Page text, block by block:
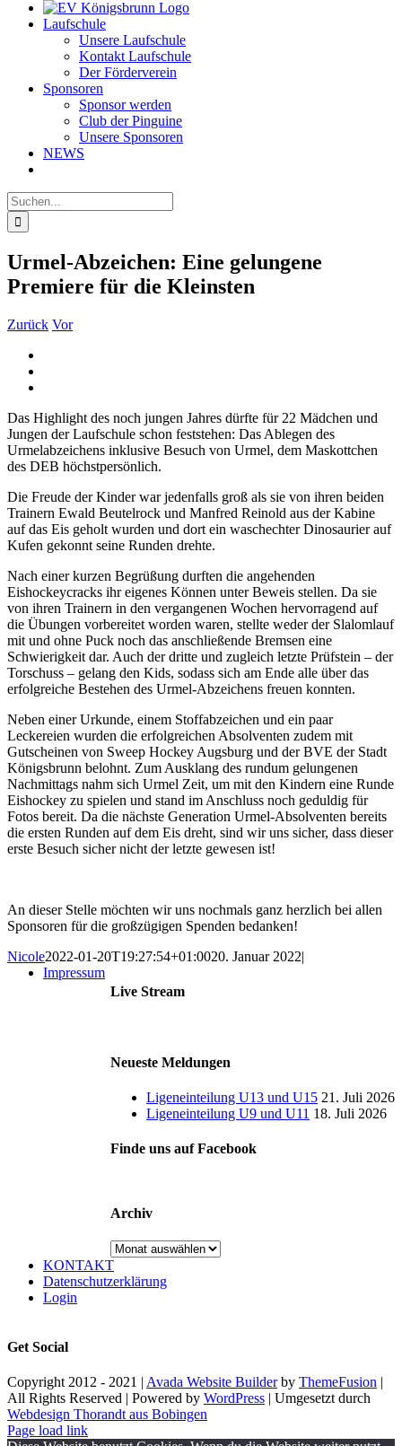
Laufschule
Unsere Laufschule
Kontakt Laufschule
Der Förderverein
Sponsoren
Sponsor werden
Club der Pinguine
Unsere Sponsoren
NEWS
Suche
nach:
Urmel-Abzeichen: Eine gelungene
Premiere für die Kleinsten
Zurück Vor
Das Highlight des noch jungen Jahres dürfte für 22 Mädchen und
Jungen der Laufschule schon feststehen: Das Ablegen des
Urmelabzeichens inklusive Besuch von Urmel, dem Maskottchen
des DEB höchstpersönlich.
Die Freude der Kinder war jedenfalls groß als sie von ihren beiden
Trainern Ewald Beutelrock und Manfred Reinold aus der Kabine
auf das Eis geholt wurden und dort ein waschechter Dinosaurier auf
Kufen gekonnt seine Runden drehte.
Nach einer kurzen Begrüßung durften die angehenden
Eishockeycracks ihr eigenes Können unter Beweis stellen. Da sie
von ihren Trainern in den vergangenen Wochen hervorragend auf
die Übungen vorbereitet worden waren, stellte weder der Slalomlauf
mit und ohne Puck noch das anschließende Bremsen eine
Schwierigkeit dar. Auch der dritte und zugleich letzte Prüfstein – der
Torschuss – gelang den Kids, sodass sich am Ende alle über das
erfolgreiche Bestehen des Urmel-Abzeichens freuen konnten.
Neben einer Urkunde, einem Stoffabzeichen und ein paar
Leckereien wurden die erfolgreichen Absolventen zudem mit
Gutscheinen von Sweep Hockey Augsburg und der BVE der Stadt
Königsbrunn belohnt. Zum Ausklang des rundum gelungenen
Nachmittags nahm sich Urmel Zeit, um mit den Kindern eine Runde
Eishockey zu spielen und stand im Anschluss noch geduldig für
Fotos bereit. Da die nächste Generation Urmel-Absolventen bereits
die ersten Runden auf dem Eis dreht, sind wir uns sicher, dass dieser
erste Besuch sicher nicht der letzte gewesen ist!
An dieser Stelle möchten wir uns nochmals ganz herzlich bei allen
Sponsoren für die großzügigen Spenden bedanken!
Nicole2022-01-20T19:27:54+01:0020. Januar 2022|
Live Stream
Neueste Meldungen
Ligeneinteilung U13 und U15 21. Juli 2026
Ligeneinteilung U9 und U11 18. Juli 2026
Finde uns auf Facebook
Archiv
Archiv
Impressum
KONTAKT
Datenschutzerklärung
Login
Get Social
Copyright 2012 - 2021 | Avada Website Builderby ThemeFusion
All Rights Reserved | Powered by WordPress | Umgesetzt durch
Webdesign Thorandt aus Bobingen
Page load link